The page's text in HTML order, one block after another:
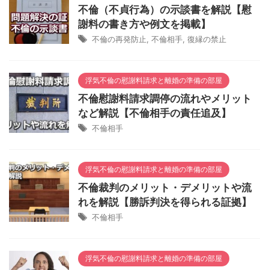
不倫（不貞行為）の示談書を解説【慰
謝料の書き方や例文を掲載】
不倫の再発防止 不倫相手 復縁の禁止
浮気不倫の慰謝料請求と離婚の準備の部屋
不倫慰謝料請求調停の流れやメリット
など解説【不倫相手の責任追及】
不倫相手
浮気不倫の慰謝料請求と離婚の準備の部屋
不倫裁判のメリット・デメリットや流
れを解説【勝訴判決を得られる証拠】
不倫相手
浮気不倫の慰謝料請求と離婚の準備の部屋